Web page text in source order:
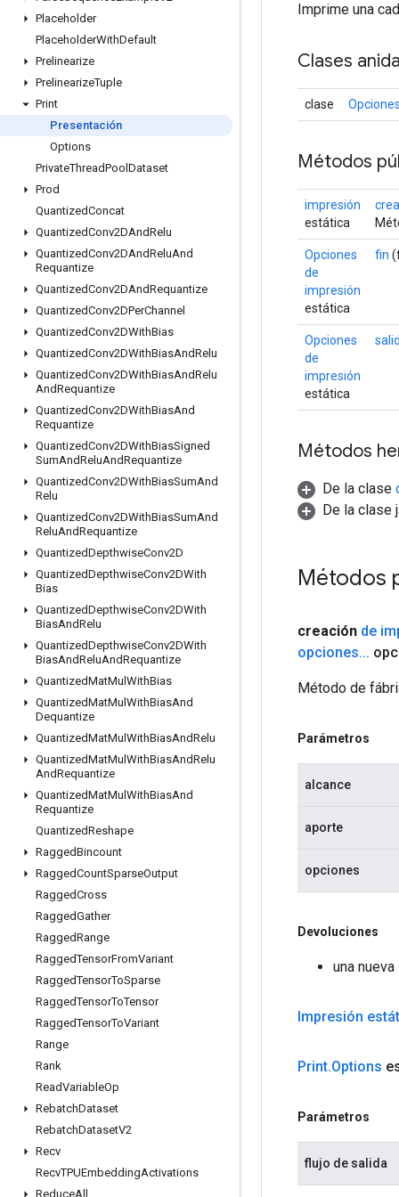
Placeholder
PlaceholderWithDefault
Prelinearize
PrelinearizeTuple
Print
Presentación
Options
PrivateThreadPool Dataset
Prod
QuantizedConcat
QuantizedConv2DAndRelu
QuantizedConv2DAndReluAnd
Requantize
QuantizedConv2DAndRequantize
QuantizedConv2DPerChannel
QuantizedConv2DWithBias
QuantizedConv2DWithBiasAndRelu
QuantizedConv2DWithBiasAndRelu
AndRequantize
QuantizedConv2DWithBiasAnd
Requantize
QuantizedConv2DWithBiasSigned
SumAndReluAndRequantize
QuantizedConv2DWithBiasSumAnd
Relu
QuantizedConv2DWithBiasSumAnd
ReluAndRequantize
QuantizedDepthwiseConv2D
QuantizedDepthwiseConv2DWith
Bias
QuantizedDepthwiseConv2DWith
BiasAndRelu
QuantizedDepthwiseConv2DWith
BiasAndReluAndRequantize
QuantizedMatMul WithBias
QuantizedMatMul WithBiasAnd
Dequantize
QuantizedMatMul WithBiasAndRelu
QuantizedMatMul WithBiasAndRelu
AndRequantize
QuantizedMatMul WithBiasAnd
Requantize
QuantizedReshape
RaggedBincount
RaggedCountSparseOutput
RaggedCross
RaggedGather
RaggedRange
RaggedTensorFromVariant
RaggedTensorToSparse
RaggedTensorToTensor
RaggedTensorToVariant
Range
Rank
ReadVariableOp
RebatchDataset
RebatchDatasetV2
Recv
RecvTPUEmbeddingActivations
ReduceAll
Imprime una
Clases
clase
Métodos
impresión
estática
Opciones
de
impresión
estática
fin
Opciones
de
impresión
estática
Métodos
De la clase
De la clase
Métodos
creación de
opciones...
Método de
Parámetros
alcance
aporte
opciones
Devoluciones
una
Impresión
Print.Options
Parámetros
flujo de salida